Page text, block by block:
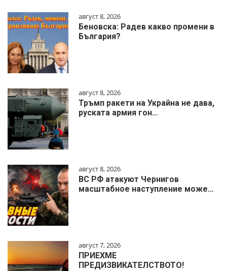
август 8, 2026
Беновска: Радев какво промени в
България?
август 8, 2026
Тръмп ракети на Украйна не дава,
руската армия гон…
август 8, 2026
ВС РФ атакуют Чернигов
масштабное наступление може…
август 7, 2026
ПРИЕХМЕ
ПРЕДИЗВИКАТЕЛСТВОТО!